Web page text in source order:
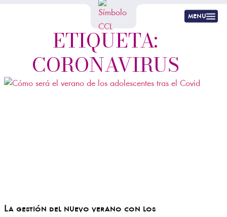
menu
ETIQUETA:
CORONAVIRUS
La gestión del nuevo verano con los